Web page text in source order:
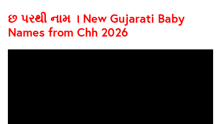
છ પરથી નામ । New Gujarati Baby
Names from Chh 2026